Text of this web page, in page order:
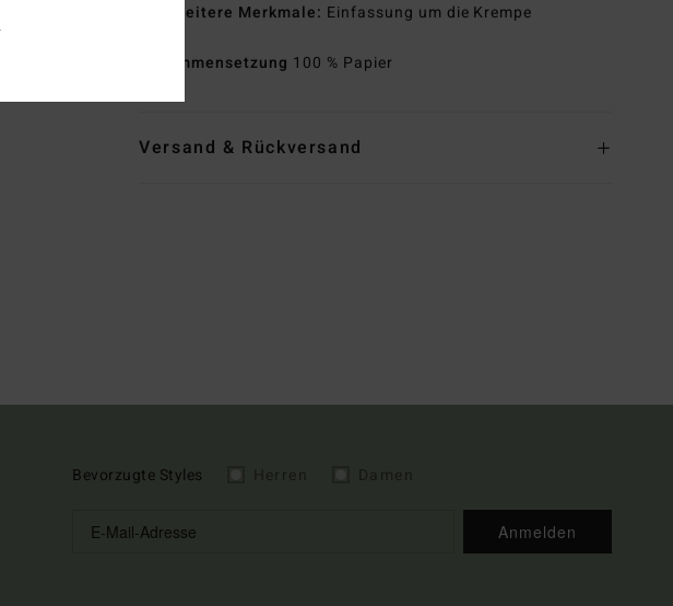
Weitere Merkmale: Einfassung um die Krempe
Zusammensetzung 100 % Papier
Versand & Rückversand
Bevorzugte Styles
Anmelden